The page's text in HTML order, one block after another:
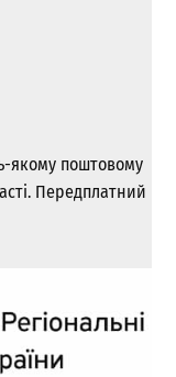
якому поштовому
Передплатний